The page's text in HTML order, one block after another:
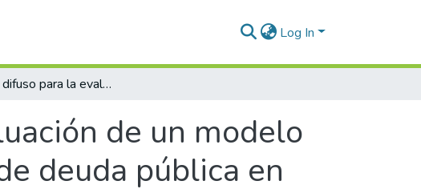
Log In
Sistema difuso para la evaluación de un modelo de riesgo de mercado en un portafolio de deuda pública en Colombia
de un modelo
deuda pública en